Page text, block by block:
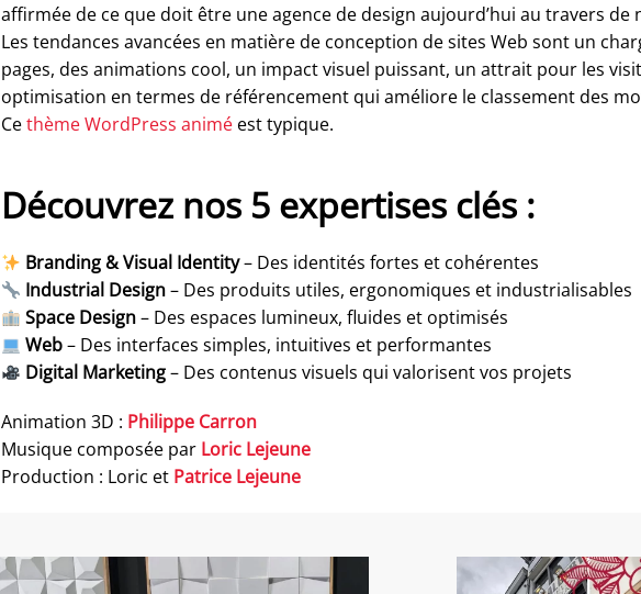
affirmée de ce que doit être une agence de design aujourd’hui au travers de
Les tendances avancées en matière de conception de sites Web sont un
pages, des animations cool, un impact visuel puissant, un attrait pour les
optimisation en termes de référencement qui améliore le classement des
Cethème WordPress animéest typique.
Découvrez nos 5 expertises clés :
Branding & Visual Identity– Des identités fortes et cohérentes
Industrial Design– Des produits utiles, ergonomiques et industrialisables
Space Design– Des espaces lumineux, fluides et optimisés
Web– Des interfaces simples, intuitives et performantes
Digital Marketing– Des contenus visuels qui valorisent vos projets
Animation 3D : Philippe Carron
Musique composée par Loric Lejeune
Production : Loric et Patrice Lejeune